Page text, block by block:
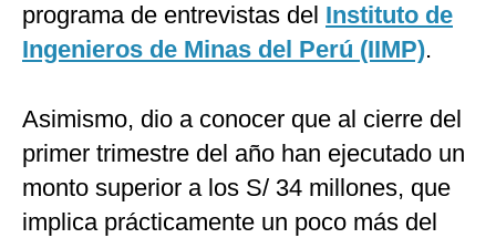
programa de entrevistas del Instituto de
Ingenieros de Minas del Perú (IIMP).
Asimismo, dio a conocer que al cierre del
primer trimestre del año han ejecutado un
monto superior a los S/ 34 millones, que
implica prácticamente un poco más del